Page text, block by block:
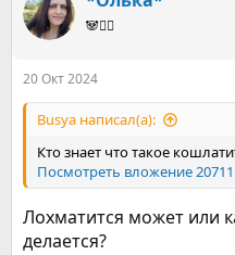
ц
и
🐼🤸‍♀️
20 Окт 2024
Busya написал(а):
Кто знает что такое
Посмотреть вложение
Лохматится может или
делается?